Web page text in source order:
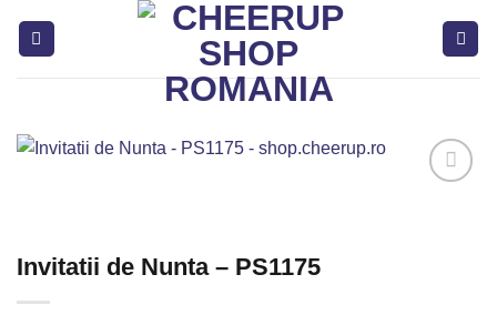
Invitatii de Nunta – PS1175